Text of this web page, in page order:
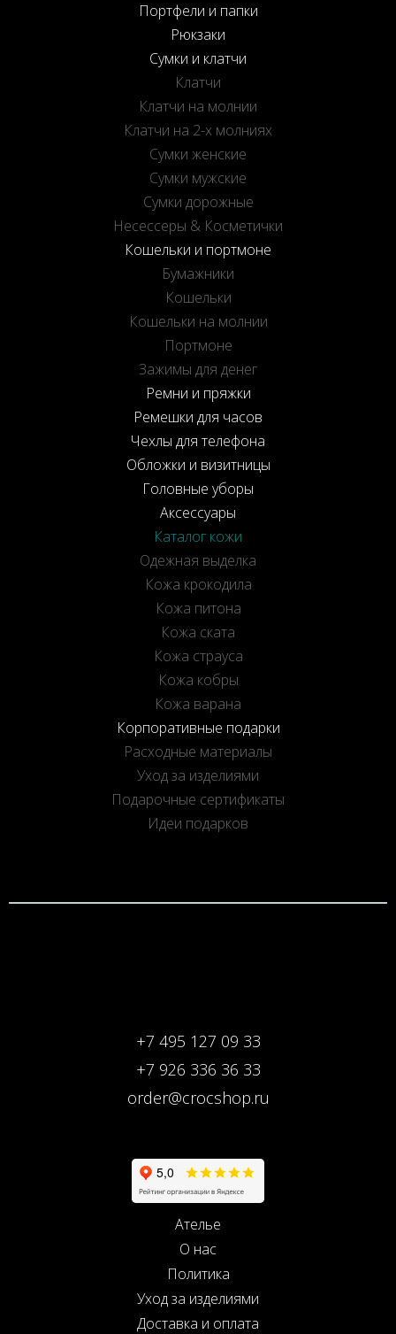
Портфели и папки
Рюкзаки
Сумки и клатчи
Клатчи
Клатчи на молнии
Клатчи на 2-х молниях
Сумки женские
Сумки мужские
Сумки дорожные
Несессеры & Косметички
Кошельки и портмоне
Бумажники
Кошельки
Кошельки на молнии
Портмоне
Зажимы для денег
Ремни и пряжки
Ремешки для часов
Чехлы для телефона
Обложки и визитницы
Головные уборы
Аксессуары
Каталог кожи
Одежная выделка
Кожа крокодила
Кожа питона
Кожа ската
Кожа страуса
Кожа кобры
Кожа варана
Корпоративные подарки
Расходные материалы
Уход за изделиями
Подарочные сертификаты
Идеи подарков
+7 495 127 09 33
+7 926 336 36 33
order@crocshop.ru
Ателье
О нас
Политика
Уход за изделиями
Доставка и оплата